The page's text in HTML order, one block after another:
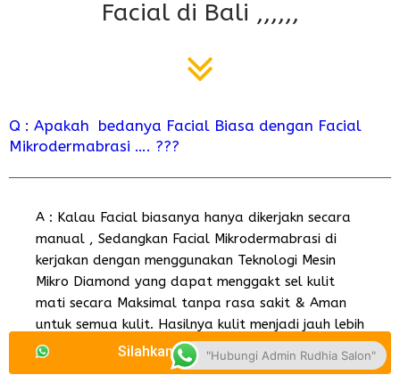
Facial di Bali ,,,,,,
Q : Apakah bedanya Facial Biasa dengan Facial
Mikrodermabrasi …. ???
A : Kalau Facial biasanya hanya dikerjakn secara
manual , Sedangkan Facial Mikrodermabrasi di
kerjakan dengan menggunakan Teknologi Mesin
Mikro Diamond yang dapat menggakt sel kulit
mati secara Maksimal tanpa rasa sakit & Aman
untuk semua kulit. Hasilnya kulit menjadi jauh lebih
bersiah & mempercepat terjadinya proses
Regenerasi sel kulit baru yang lebih Sehat .. !!!
Silahkan Kirim Pesan disini !
"Hubungi Admin Rudhia Salon"